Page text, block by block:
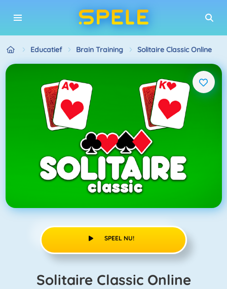
Educatief Brain Training Solitaire Classic Online
SPEEL NU!
Solitaire Classic Online